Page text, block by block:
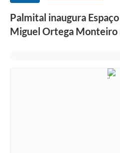
Contato
Palmital inaugura
Miguel Ortega Monteiro